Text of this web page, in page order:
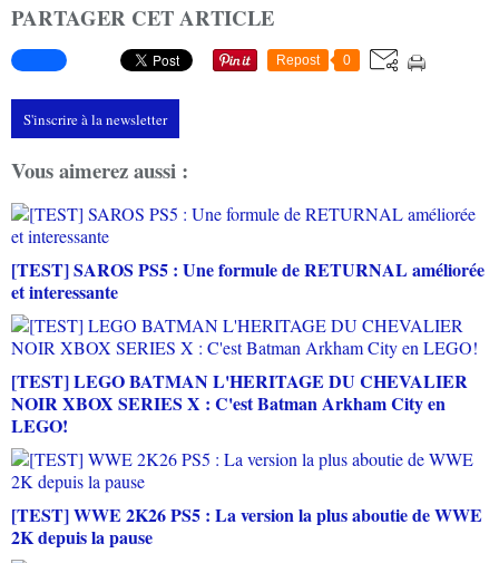
PARTAGER CET ARTICLE
Repost 0
S'inscrire à la newsletter
Vous aimerez aussi :
[TEST] SAROS PS5 : Une formule de RETURNAL améliorée
et interessante
[TEST] LEGO BATMAN L'HERITAGE DU CHEVALIER
NOIR XBOX SERIES X : C'est Batman Arkham City en
LEGO!
[TEST] WWE 2K26 PS5 : La version la plus aboutie de WWE
2K depuis la pause